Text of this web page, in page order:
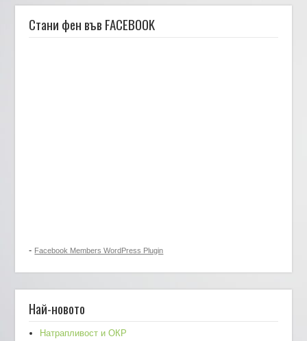
Стани фен във FACEBOOK
- Facebook Members WordPress Plugin
Най-новото
Натрапливост и ОКР